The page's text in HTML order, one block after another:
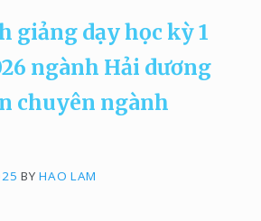
giảng dạy học kỳ 1
ngành Hải dương
chuyên ngành
BYHAO LAM